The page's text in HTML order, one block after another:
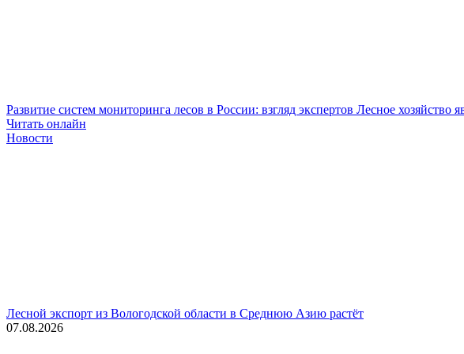
Развитие систем мониторинга лесов в России: взгляд экспертов Лесное хозяйство
Читать онлайн
Новости
Лесной экспорт из Вологодской области в Среднюю Азию растёт
07.08.2026